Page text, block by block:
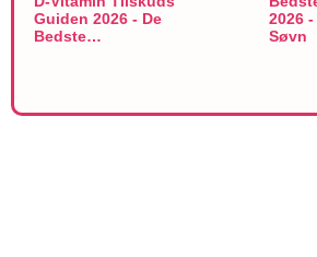
Guiden 2026 - De
Bedste…
2026
Søvn